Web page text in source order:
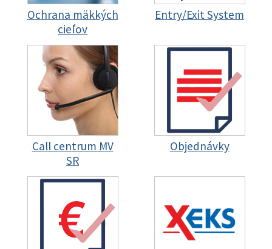
Ochrana mäkkých
cieľov
Entry/Exit System
Call centrum MV
SR
Objednávky